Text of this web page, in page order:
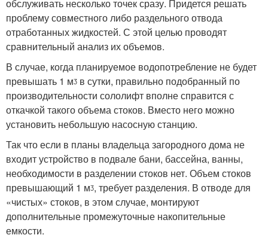
обслуживать несколько точек сразу. Придется решать
проблему совместного либо раздельного отвода
отработанных жидкостей. С этой целью проводят
сравнительный анализ их объемов.
В случае, когда планируемое водопотребление не будет
превышать 1 мᶾ в сутки, правильно подобранный по
производительности сололифт вполне справится с
откачкой такого объема стоков. Вместо него можно
установить небольшую насосную станцию.
Так что если в планы владельца загородного дома не
входит устройство в подвале бани, бассейна, ванны,
необходимости в разделении стоков нет. Объем стоков
превышающий 1 мᶾ, требует разделения. В отводе для
«чистых» стоков, в этом случае, монтируют
дополнительные промежуточные накопительные
емкости.